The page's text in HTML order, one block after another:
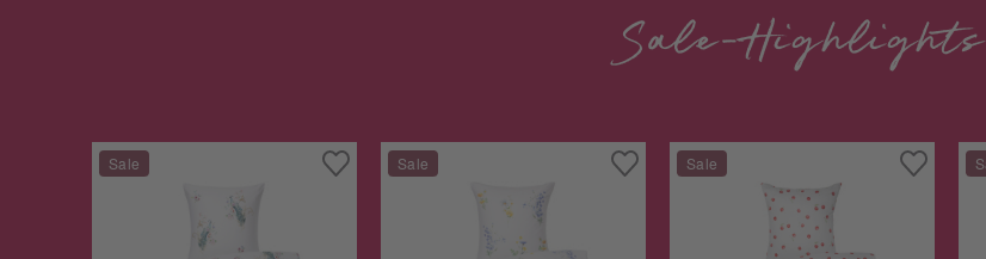
Sale-Highlights